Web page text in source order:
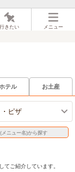
行きたい メニュー
テル お土産
ピザ
メニュー名)から探す
てご紹介しています。